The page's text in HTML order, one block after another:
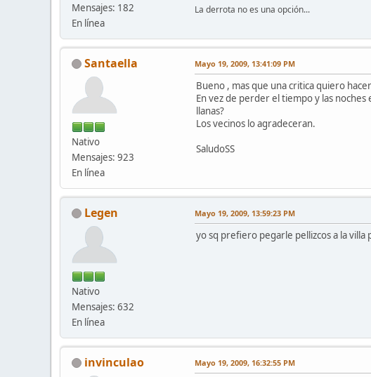
Mensajes: 182
En línea
La derrota no es una opción...
Santaella
Nativo
Mensajes: 923
En línea
Mayo 19, 2009, 13:41:09 PM
Bueno , mas que una critica quiero
En vez de perder el tiempo y las noches
llanas?
Los vecinos lo agradeceran.
SaludoSS
Legen
Nativo
Mensajes: 632
En línea
Mayo 19, 2009, 13:59:23 PM
yo sq prefiero pegarle pellizcos a la villa
invinculao Mayo 19, 2009, 16:32:55 PM